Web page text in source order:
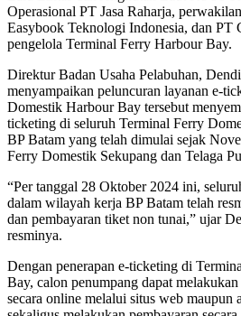
Operasional PT Jasa Raharja,
Easybook Teknologi Indonesia, dan PT
pengelola Terminal Ferry Harbour Bay.
Direktur Badan Usaha Pelabuhan,
menyampaikan peluncuran layanan e-
Domestik Harbour Bay tersebut
ticketing di seluruh Terminal Ferry
BP Batam yang telah dimulai sejak
Ferry Domestik Sekupang dan Telaga
“Per tanggal 28 Oktober 2024 ini,
dalam wilayah kerja BP Batam telah
dan pembayaran tiket non tunai,” ujar
resminya.
Dengan penerapan e-ticketing di
Bay, calon penumpang dapat
secara online melalui situs web maupun